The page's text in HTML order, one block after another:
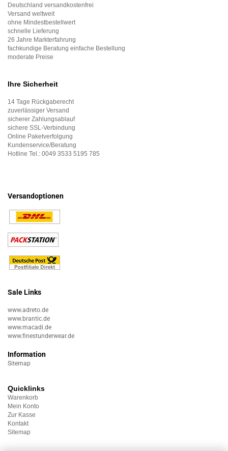
Deutschland versandkostenfrei
Versand weltweit
ohne Mindestbestellwert
schnelle Lieferung
26 Jahre Markterfahrung
fachkundige Beratung einfache Bestellung
moderate Preise
Ihre Sicherheit
14 Tage Rückgaberecht
zuverlässiger Versand
sicherer Zahlungsablauf
sichere SSL-Verbindung
Online Paketverfolgung
Kundenservice/Beratung
Hotline Tel.: 0049 3533 5195 785
Versandoptionen
Sale Links
www.adreto.de
www.brantic.de
www.macadi.de
www.finestunderwear.de
Information
Sitemap
Quicklinks
Warenkorb
Mein Konto
Zur Kasse
Kontakt
Sitemap